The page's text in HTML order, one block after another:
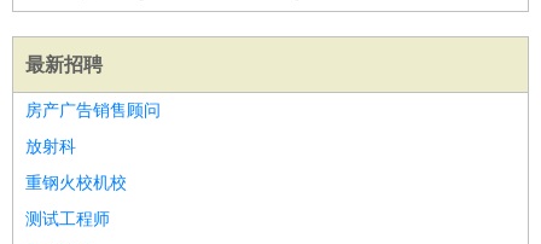
最新招聘
房产广告销售顾问
放射科
重钢火校机校
测试工程师